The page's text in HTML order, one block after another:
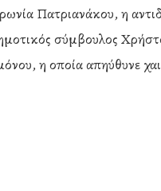
Πατριανάκου, η
σύμβουλος
η οποία απηύθυνε